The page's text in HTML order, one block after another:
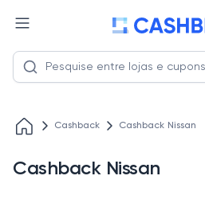
Cashback Cashback Nissan
Cashback Nissan